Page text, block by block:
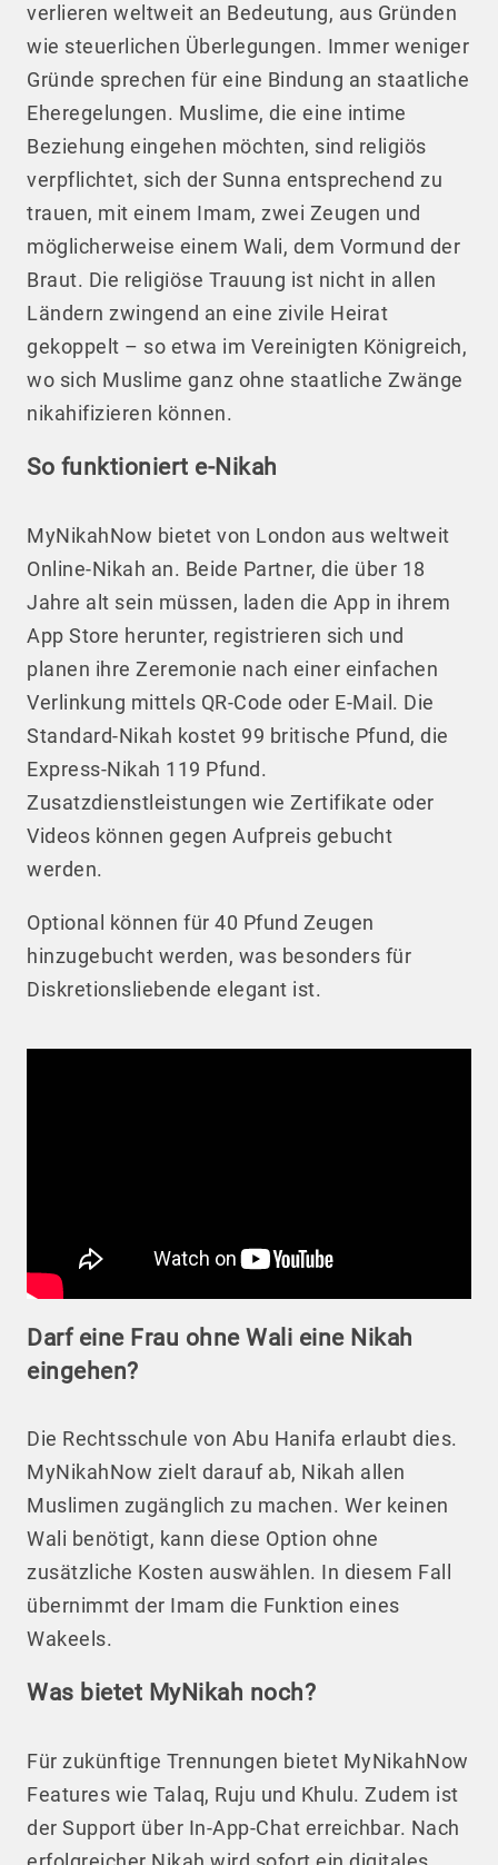
verlieren weltweit an Bedeutung, aus Gründen
wie steuerlichen Überlegungen. Immer weniger
Gründe sprechen für eine Bindung an staatliche
Eheregelungen. Muslime, die eine intime
Beziehung eingehen möchten, sind religiös
verpflichtet, sich der Sunna entsprechend zu
trauen, mit einem Imam, zwei Zeugen und
möglicherweise einem Wali, dem Vormund der
Braut. Die religiöse Trauung ist nicht in allen
Ländern zwingend an eine zivile Heirat
gekoppelt – so etwa im Vereinigten Königreich,
wo sich Muslime ganz ohne staatliche Zwänge
nikahifizieren können.
So funktioniert e-Nikah
MyNikahNow bietet von London aus weltweit
Online-Nikah an. Beide Partner, die über 18
Jahre alt sein müssen, laden die App in ihrem
App Store herunter, registrieren sich und
planen ihre Zeremonie nach einer einfachen
Verlinkung mittels QR-Code oder E-Mail. Die
Standard-Nikah kostet 99 britische Pfund, die
Express-Nikah 119 Pfund.
Zusatzdienstleistungen wie Zertifikate oder
Videos können gegen Aufpreis gebucht
werden.
Optional können für 40 Pfund Zeugen
hinzugebucht werden, was besonders für
Diskretionsliebende elegant ist.
Darf eine Frau ohne Wali eine Nikah
eingehen?
Die Rechtsschule von Abu Hanifa erlaubt dies.
MyNikahNow zielt darauf ab, Nikah allen
Muslimen zugänglich zu machen. Wer keinen
Wali benötigt, kann diese Option ohne
zusätzliche Kosten auswählen. In diesem Fall
übernimmt der Imam die Funktion eines
Wakeels.
Was bietet MyNikah noch?
Für zukünftige Trennungen bietet MyNikahNow
Features wie Talaq, Ruju und Khulu. Zudem ist
der Support über In-App-Chat erreichbar. Nach